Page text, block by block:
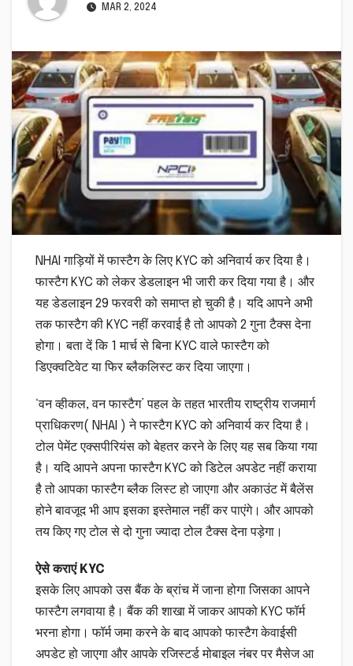
MAR 2, 2024
NHAI गाड़ियों में फास्टैग के लिए KYC को अनिवार्य कर दिया है।
फास्टैग KYC को लेकर डेडलाइन भी जारी कर दिया गया है। और
यह डेडलाइन 29 फरवरी को समाप्त हो चुकी है। यदि आपने अभी
तक फास्टैग की KYC नहीं करवाई है तो आपको 2 गुना टैक्स देना
होगा। बता दें कि 1 मार्च से बिना KYC वाले फास्टैग को
डिएक्वटिवेट या फिर ब्लैकलिस्ट कर दिया जाएगा।
‘वन व्हीकल, वन फास्टैग’ पहल के तहत भारतीय राष्ट्रीय राजमार्ग
प्राधिकरण( NHAI ) ने फास्टैग KYC को अनिवार्य कर दिया है।
टोल पेमेंट एक्सपीरियंस को बेहतर करने के लिए यह सब किया गया
है। यदि आपने अपना फास्टैग KYC को डिटेल अपडेट नहीं कराया
है तो आपका फास्टैग ब्लैक लिस्ट हो जाएगा और अकाउंट में बैलेंस
होने बावजूद भी आप इसका इस्तेमाल नहीं कर पाएंगे। और आपको
तय किए गए टोल से दो गुना ज्यादा टोल टैक्स देना पड़ेगा।
ऐसे कराएं KYC
इसके लिए आपको उस बैंक के ब्रांच में जाना होगा जिसका आपने
फास्टैग लगवाया है। बैंक की शाखा में जाकर आपको KYC फॉर्म
भरना होगा। फॉर्म जमा करने के बाद आपको फास्टैग केवाईसी
अपडेट हो जाएगा और आपके रजिस्टर्ड मोबाइल नंबर पर मैसेज आ